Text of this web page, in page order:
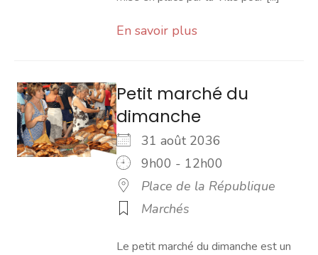
En savoir plus
Petit marché du
dimanche
31 août 2036
9h00 - 12h00
Place de la République
Marchés
Le petit marché du dimanche est un